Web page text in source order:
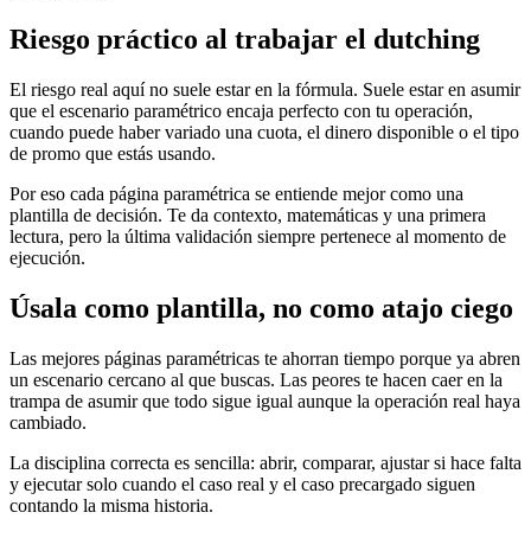
Riesgo práctico al trabajar el dutching
El riesgo real aquí no suele estar en la fórmula. Suele estar en asumir
que el escenario paramétrico encaja perfecto con tu operación,
cuando puede haber variado una cuota, el dinero disponible o el tipo
de promo que estás usando.
Por eso cada página paramétrica se entiende mejor como una
plantilla de decisión. Te da contexto, matemáticas y una primera
lectura, pero la última validación siempre pertenece al momento de
ejecución.
Úsala como plantilla, no como atajo ciego
Las mejores páginas paramétricas te ahorran tiempo porque ya abren
un escenario cercano al que buscas. Las peores te hacen caer en la
trampa de asumir que todo sigue igual aunque la operación real haya
cambiado.
La disciplina correcta es sencilla: abrir, comparar, ajustar si hace falta
y ejecutar solo cuando el caso real y el caso precargado siguen
contando la misma historia.